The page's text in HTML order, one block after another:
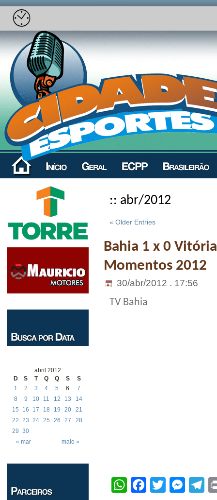
abril 2012
D
S T Q Q S S
« mar maio »
1 2 3 4 5 6
7
8
9 10 11 12 13
14
15
16 17 18 19 20
21
22
23 24 25 26 27
28
29
30
:: abr/2012
« Older Entries
Bahia 1 x 0
Momentos 2012
30/abr/2012 . 17:56
TV Bahia
WhatsApp
Facebook
Twitter